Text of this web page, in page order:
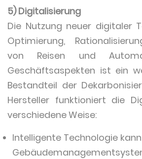
5) Digitalisierung
Die Nutzung neuer digitaler
Optimierung,
von Reisen und
Geschäftsaspekten ist ein
Bestandteil der
Hersteller funktioniert die
verschiedene Weise:
Intelligente Technologie